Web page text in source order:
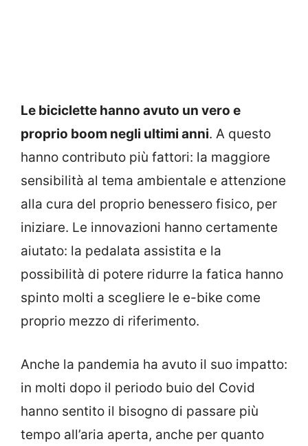
Le biciclette hanno avuto un vero e
proprio boom negli ultimi anni. A questo
hanno contributo più fattori: la maggiore
sensibilità al tema ambientale e attenzione
alla cura del proprio benessero fisico, per
iniziare. Le innovazioni hanno certamente
aiutato: la pedalata assistita e la
possibilità di potere ridurre la fatica hanno
spinto molti a scegliere le e-bike come
proprio mezzo di riferimento.
Anche la pandemia ha avuto il suo impatto:
in molti dopo il periodo buio del Covid
hanno sentito il bisogno di passare più
tempo all’aria aperta, anche per quanto